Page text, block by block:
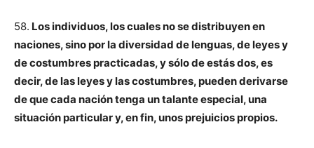
58. Los individuos, los cuales no se distribuyen en
naciones, sino por la diversidad de lenguas, de leyes y
de costumbres practicadas, y sólo de estás dos, es
decir, de las leyes y las costumbres, pueden derivarse
de que cada nación tenga un talante especial, una
situación particular y, en fin, unos prejuicios propios.